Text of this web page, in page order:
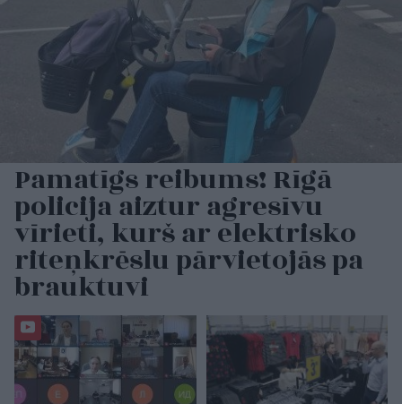
Pamatīgs reibums! Rīgā
policija aiztur agresīvu
vīrieti, kurš ar elektrisko
riteņkrēslu pārvietojās pa
brauktuvi